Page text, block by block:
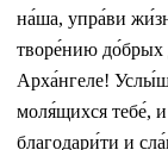
на́ша, упра́ви
творе́нию до́брых
Арха́нгеле!
моля́щихся тебе́,
благодари́ти и